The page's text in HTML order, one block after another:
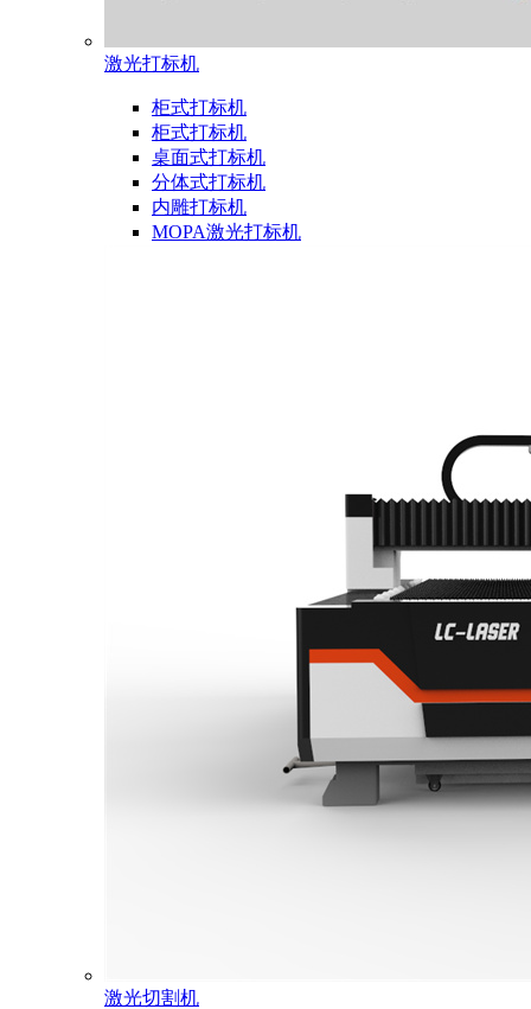
激光打标机
柜式打标机
柜式打标机
桌面式打标机
分体式打标机
内雕打标机
MOPA激光打标机
激光切割机